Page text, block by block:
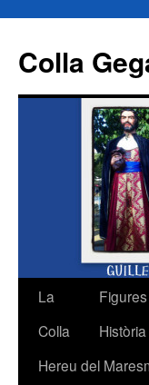
Colla
Vés
contingut
La
Colla
Història
Hereu del